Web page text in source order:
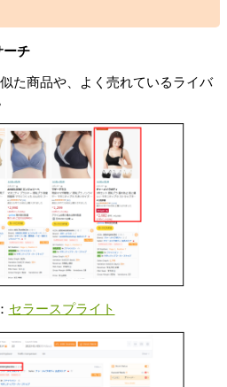
ーチ
た商品や、よく売れているライバ
セラースプライト